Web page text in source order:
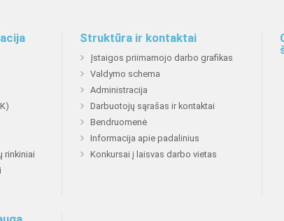
rinkiniai
Struktūra ir kontaktai
Įstaigos priimamojo darbo grafikas
Valdymo schema
Administracija
Darbuotojų sąrašas ir kontaktai
Bendruomenė
Informacija apie padalinius
Konkursai į laisvas darbo vietas